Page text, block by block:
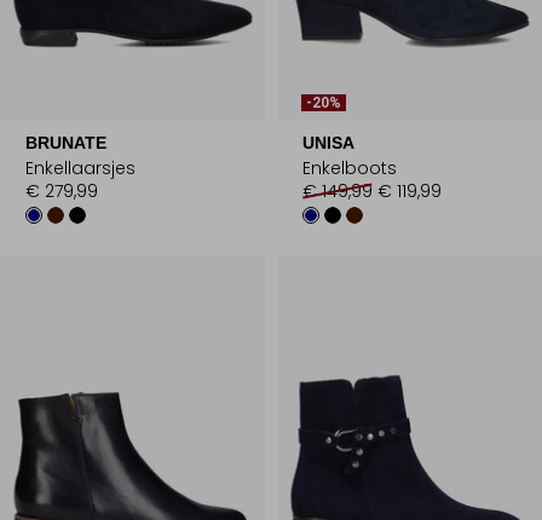
BRUNATE
Enkellaarsjes
€ 279,99
-20%
UNISA
Enkelboots
€ 149,99 € 119,99